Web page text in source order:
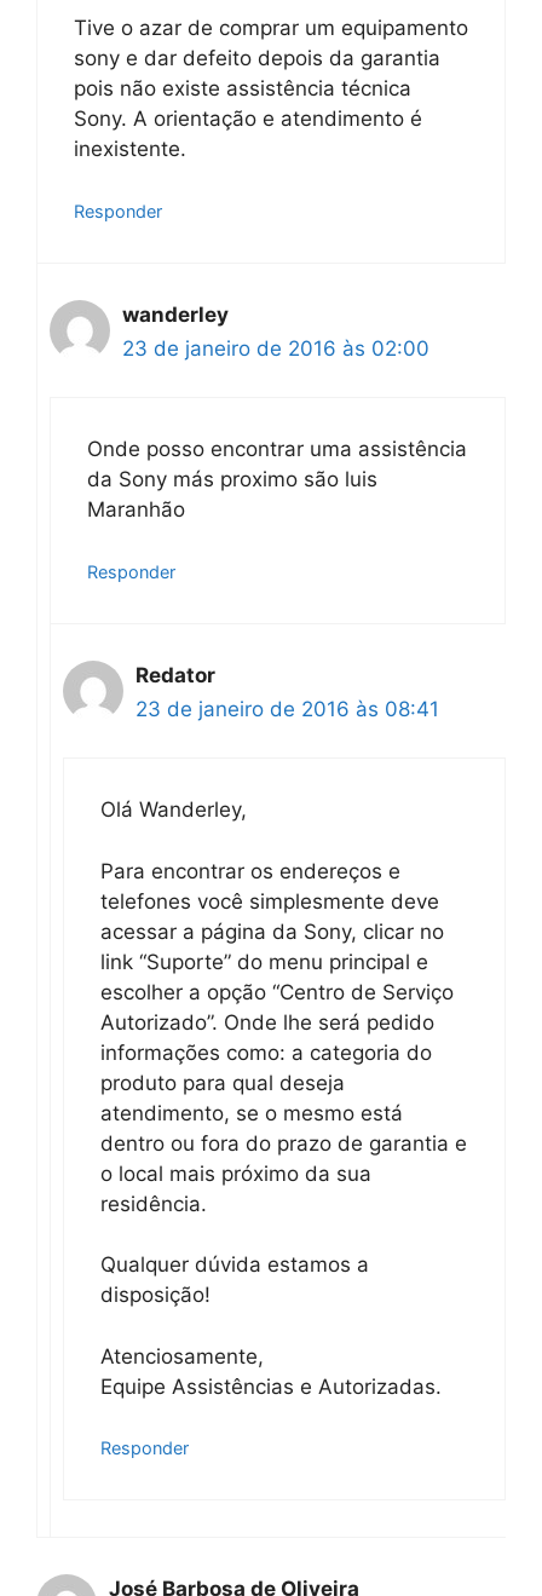
Tive o azar de comprar um equipamento
sony e dar defeito depois da garantia
pois não existe assistência técnica
Sony. A orientação e atendimento é
inexistente.
Responder
wanderley
23 de janeiro de 2016 às 02:00
Onde posso encontrar uma assistência
da Sony más proximo são luis
Maranhão
Responder
Redator
23 de janeiro de 2016 às 08:41
Olá Wanderley,
Para encontrar os endereços e
telefones você simplesmente deve
acessar a página da Sony, clicar no
link “Suporte” do menu principal e
escolher a opção “Centro de Serviço
Autorizado”. Onde lhe será pedido
informações como: a categoria do
produto para qual deseja
atendimento, se o mesmo está
dentro ou fora do prazo de garantia e
o local mais próximo da sua
residência.
Qualquer dúvida estamos a
disposição!
Atenciosamente,
Equipe Assistências e Autorizadas.
Responder
José Barbosa de Oliveira